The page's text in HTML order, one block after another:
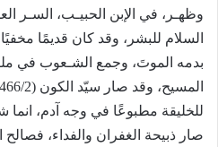
وظهـر، في الإبن الحبيـب، السـر
بدمه الموتَ، وجمع الشـعوب في
للخليقة مطبوعًا في وجه آدم، انما
صار ذبيحة الغفران والفداء، فصالح